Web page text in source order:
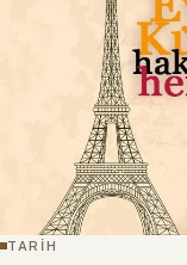
TARİH